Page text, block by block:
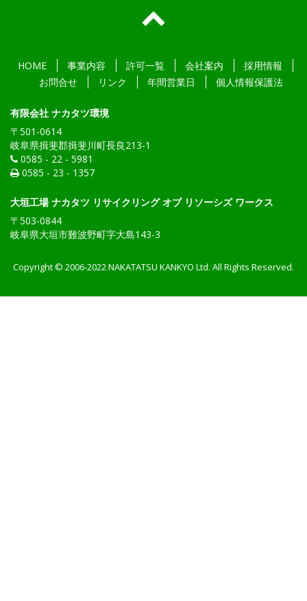
HOME 事業内容 許可一覧 会社案内
採用情報
お問合せ
リンク 年間営業日 個人情報保護法
有限会社 ナカタツ環境
〒501-0614
岐阜県揖斐郡揖斐川町長良213-1
0585 - 22 - 5981
0585 - 23 - 1357
大垣工場 ナカタツ リサイクリングオブ リソーシズ ワークス
〒503-0844
岐阜県大垣市難波野町字大島143-3
Copyright © 2006-2022 NAKATATSU KANKYO Ltd. All Rights Reserved.